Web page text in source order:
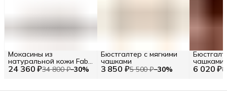
24 360 ₽34 800 ₽−30%
Мокасины из
натуральной кожи Fabi
RU 42.5 / EU 43 / 43 3 850 ₽5 500 ₽−30%
Бюстгалтер с мягкими
чашками
6 020 ₽
чашками